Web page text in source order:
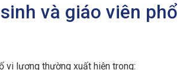
và giáo viên phổ
vi lượng thường xuất hiện trong: